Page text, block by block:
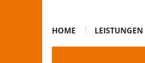
HOME LEISTUNGEN